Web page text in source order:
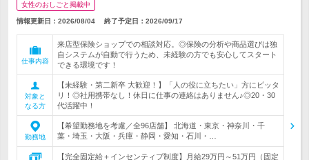
女性のおしごと掲載中
情報更新日：2026/08/04 終了予定日： 2026/09/17
仕事内容
来店型保険ショップでの相談対応。◎保険の分析や商品選びは独
自システムが自動で行うため、未経験の方でも安心してスタート
できる環境です！
対象と
なる方
【未経験・第二新卒 大歓迎！】「人の役に立ちたい」方にピッタ
リ！◎社用携帯なし！休日に仕事の連絡はありません♪◎20・30
代活躍中！
勤務地
【希望勤務地を考慮／全96店舗】 北海道・東京・神奈川・千
葉・埼玉・大阪・兵庫・静岡・愛知・石川・…
【完全固定給＋インセンティブ制度】月給29万円～51万円（固定